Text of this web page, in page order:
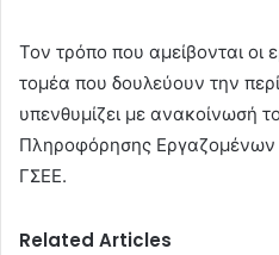
Τον τρόπο που αμείβονται οι
τομέα που δουλεύουν την
υπενθυμίζει με ανακοίνωσή
Πληροφόρησης
ΓΣΕΕ.
Related Articles